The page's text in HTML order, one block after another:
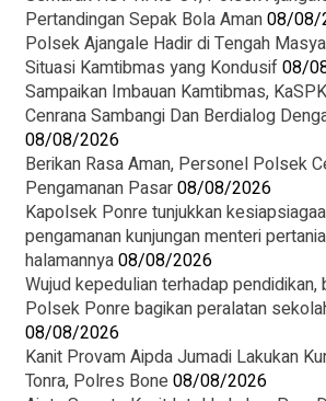
Pertandingan Sepak Bola Aman08/08/
Polsek Ajangale Hadir di Tengah
Situasi Kamtibmas yang Kondusif08/
‎Sampaikan Imbauan Kamtibmas,
Cenrana Sambangi Dan Berdialog
08/08/2026
‎Berikan Rasa Aman, Personel Polsek
Pengamanan Pasar08/08/2026
Kapolsek Ponre tunjukkan
pengamanan kunjungan menteri
halamannya08/08/2026
Wujud kepedulian terhadap pendidikan,
Polsek Ponre bagikan peralatan
08/08/2026
Kanit Provam Aipda Jumadi Lakukan
Tonra, Polres Bone08/08/2026